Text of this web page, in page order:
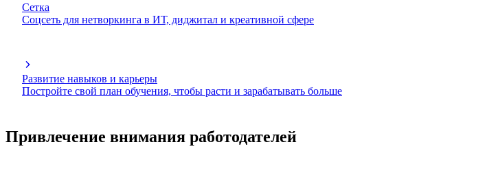
Сетка
Соцсеть для нетворкинга в ИТ, диджитал и креативной сфере
Развитие навыков и карьеры
Постройте свой план обучения, чтобы расти и зарабатывать больше
Привлечение внимания работодателей